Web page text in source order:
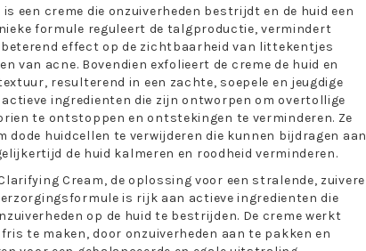
een creme die onzuiverheden bestrijdt en de huid een
formule reguleert de talgproductie, vermindert
effect op de zichtbaarheid van littekentjes
van acne. Bovendien exfolieert de creme de huid en
resulterend in een zachte, soepele en jeugdige
ingredienten die zijn ontworpen om overtollige
te ontstoppen en ontstekingen te verminderen. Ze
dode huidcellen te verwijderen die kunnen bijdragen aan
de huid kalmeren en roodheid verminderen.
Cream, de oplossing voor een stralende, zuivere
is rijk aan actieve ingredienten die
op de huid te bestrijden. De creme werkt
te maken, door onzuiverheden aan te pakken en